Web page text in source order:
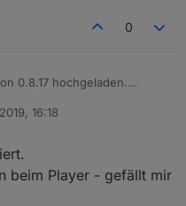
0
0.8.17 hochgeladen.
der den Fortschritt des
werden kann
die einzelnen Player-
string,
16:18
beim Player - gefällt mir